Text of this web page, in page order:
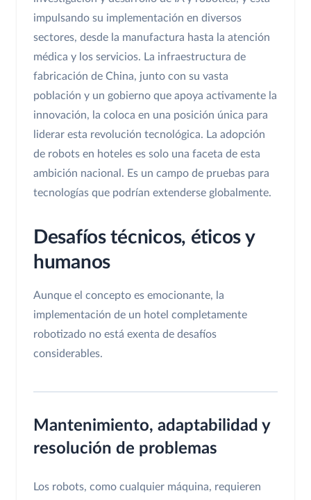
impulsando su implementación en diversos
sectores, desde la manufactura hasta la atención
médica y los servicios. La infraestructura de
fabricación de China, junto con su vasta
población y un gobierno que apoya activamente la
innovación, la coloca en una posición única para
liderar esta revolución tecnológica. La adopción
de robots en hoteles es solo una faceta de esta
ambición nacional. Es un campo de pruebas para
tecnologías que podrían extenderse globalmente.
Desafíos técnicos, éticos y
humanos
Aunque el concepto es emocionante, la
implementación de un hotel completamente
robotizado no está exenta de desafíos
considerables.
Mantenimiento, adaptabilidad y
resolución de problemas
Los robots, como cualquier máquina, requieren